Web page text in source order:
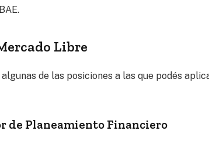
Libre
algunas de las posiciones a las que podés
de Planeamiento Financiero